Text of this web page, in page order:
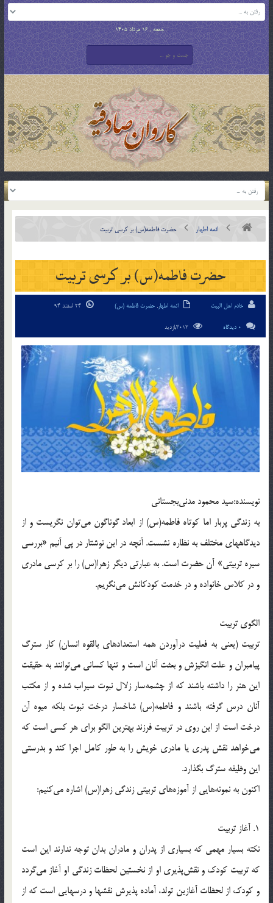
جمعه , 16 مرداد 1405
ائمه اطهار حضرت فاطمه(س) بر كرسى تربيت
حضرت فاطمه(س) بر كرسى تربيت
خادم اهل البیت ائمه اطهار, حضرت فاطمه (س)
0 دیدگاه
نويسنده:سيد محمود مدنى‌بجستانى
به زندگى پربار اما كوتاه فاطمه(س) از ابعاد گوناگون مى‌توان نگريست و از
ديدگاههاى مختلف به نظاره نشست. آنچه در اين نوشتار در پى آنيم «بررسى
سيره تربيتى‌» آن حضرت است. به عبارتى ديگر زهرا(س) را بر كرسى مادرى
و در كلاس خانواده و در خدمت كودكانش مى‌نگريم.
الگوى تربيت
تربيت (يعنى به فعليت درآوردن همه استعدادهاى بالقوه انسان) كار سترگ
پيامبران و علت انگيزش و بعثت آنان است و تنها كسانى مى‌توانند به حقيقت
اين هنر را داشته باشند كه از چشمه‌سار زلال نبوت سيراب شده و از مكتب
آنان درس گرفته باشند و فاطمه(س) شاخسار درخت نبوت بلكه ميوه آن
درخت است از اين روى در تربيت فرزند بهترين الگو براى هر كسى است كه
مى‌خواهد نقش پدرى يا مادرى خويش را به طور كامل اجرا كند و بدرستى
اين وظيفه سترگ بگذارد.
اكنون به نمونه‌هايى از آموزه‌هاى تربيتى زندگى زهرا(س) اشاره مى‌كنيم:
1. آغاز تربيت
نكته بسيار مهمى كه بسيارى از پدران و مادران بدان توجه ندارند اين است
كه تربيت كودك و نقش‌پذيرى او از نخستين لحظات زندگى او آغاز مى‌گردد
و كودك از لحظات آغازين تولد، آماده پذيرش نقشها و درسهايى است كه از